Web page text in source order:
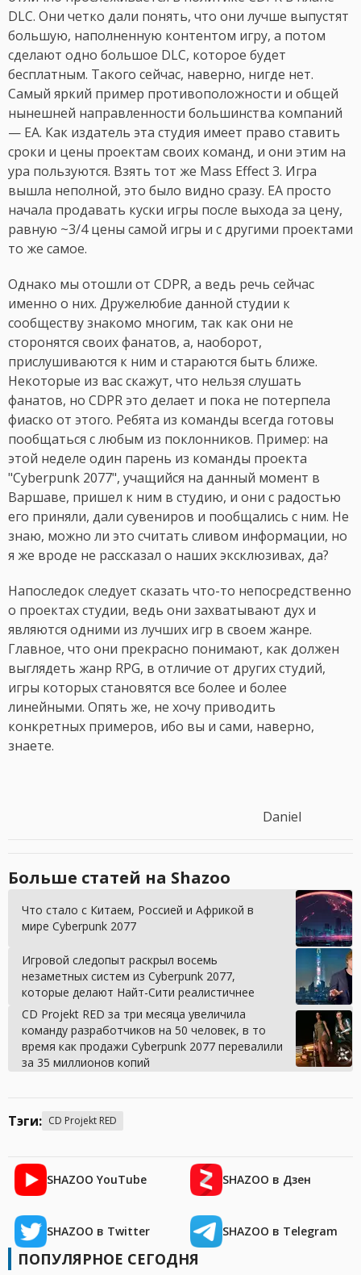
DLC. Они четко дали понять, что они лучше выпустят
большую, наполненную контентом игру, а потом
сделают одно большое DLC, которое будет
бесплатным. Такого сейчас, наверно, нигде нет.
Самый яркий пример противоположности и общей
нынешней направленности большинства компаний
— EA. Как издатель эта студия имеет право ставить
сроки и цены проектам своих команд, и они этим на
ура пользуются. Взять тот же Mass Effect 3. Игра
вышла неполной, это было видно сразу. EA просто
начала продавать куски игры после выхода за цену,
равную ~3/4 цены самой игры и с другими проектами
то же самое.
Однако мы отошли от CDPR, а ведь речь сейчас
именно о них. Дружелюбие данной студии к
сообществу знакомо многим, так как они не
сторонятся своих фанатов, а, наоборот,
прислушиваются к ним и стараются быть ближе.
Некоторые из вас скажут, что нельзя слушать
фанатов, но CDPR это делает и пока не потерпела
фиаско от этого. Ребята из команды всегда готовы
пообщаться с любым из поклонников. Пример: на
этой неделе один парень из команды проекта
"Cyberpunk 2077", учащийся на данный момент в
Варшаве, пришел к ним в студию, и они с радостью
его приняли, дали сувениров и пообщались с ним. Не
знаю, можно ли это считать сливом информации, но
я же вроде не рассказал о наших эксклюзивах, да?
Напоследок следует сказать что-то непосредственно
о проектах студии, ведь они захватывают дух и
являются одними из лучших игр в своем жанре.
Главное, что они прекрасно понимают, как должен
выглядеть жанр RPG, в отличие от других студий,
игры которых становятся все более и более
линейными. Опять же, не хочу приводить
конкретных примеров, ибо вы и сами, наверно,
знаете.
Daniel
Больше статей на Shazoo
Что стало с Китаем, Россией и Африкой в
мире Cyberpunk 2077
Игровой следопыт раскрыл восемь
незаметных систем из Cyberpunk 2077,
которые делают Найт-Сити реалистичнее
CD Projekt RED за три месяца увеличила
команду разработчиков на 50 человек, в то
время как продажи Cyberpunk 2077 перевалили
за 35 миллионов копий
Тэги: CD Projekt RED
SHAZOO YouTube SHAZOO в Дзен
SHAZOO в Twitter SHAZOO в Telegram
ПОПУЛЯРНОЕ СЕГОДНЯ